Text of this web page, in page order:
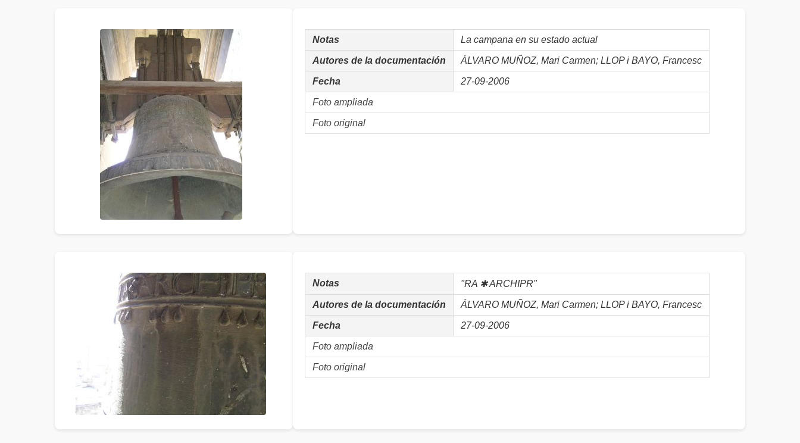
Notas La campana en su estado actual
Autores de la documentación ÁLVARO MUÑOZ, Mari Carmen; LLOP i BAYO, Francesc
Fecha 27-09-2006
Foto ampliada
Foto original
Notas "RA ✱ ARCHIPR"
Autores de la documentación ÁLVARO MUÑOZ, Mari Carmen; LLOP i BAYO, Francesc
Fecha 27-09-2006
Foto ampliada
Foto original